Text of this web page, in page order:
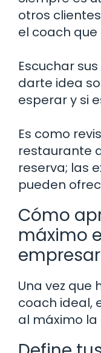
otros
el coach
Escuchar
darte idea
esperar y si
Es como
restaurante
reserva; las
pueden
Cómo
máximo
Una vez que
coach ideal,
al máximo la